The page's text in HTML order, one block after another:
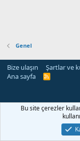
Genel
Bize ulaşın Şartlar ve
Ana sayfa
R
Bu site çerezler